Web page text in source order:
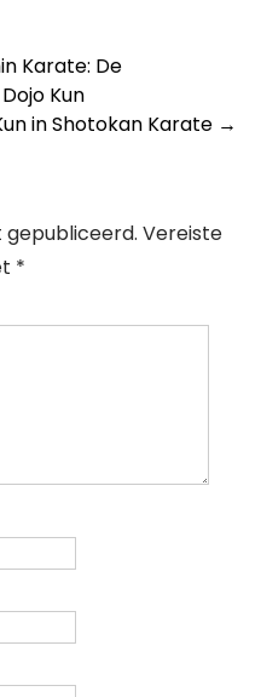
Karate: De
Kun
in Shotokan Karate →
Vereiste
*